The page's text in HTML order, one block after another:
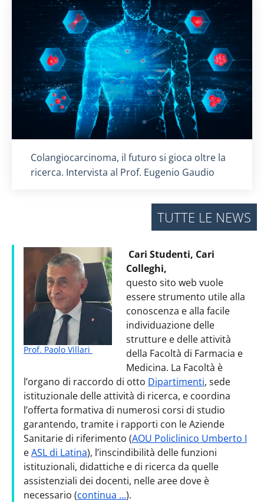
Titolo card:
Colangiocarcinoma, il futuro si gioca oltre la
ricerca. Intervista al Prof. Eugenio Gaudio
TUTTE LE NEWS
Prof. Paolo Villari
Cari Studenti, Cari
Colleghi,
questo sito web vuole
essere strumento utile alla
conoscenza e alla facile
individuazione delle
strutture e delle attività
della Facoltà di Farmacia e
Medicina. La Facoltà è
l’organo di raccordo di otto Dipartimenti, sede
istituzionale delle attività di ricerca, e coordina
l’offerta formativa di numerosi corsi di studio
garantendo, tramite i rapporti con le Aziende
Sanitarie di riferimento (AOU Policlinico Umberto I
eASL di Latina), l’inscindibilità delle funzioni
istituzionali, didattiche e di ricerca da quelle
assistenziali dei docenti, nelle aree dove è
necessario (continua ...).